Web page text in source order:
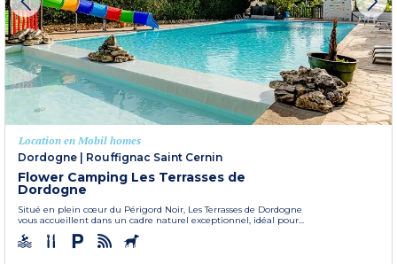
Location en Mobil homes
Dordogne
Rouffignac Saint Cernin
Flower Camping Les Terrasses de
Dordogne
Situé en plein cœur du Périgord Noir, Les Terrasses de Dordogne
vous accueillent dans un cadre naturel exceptionnel, idéal pour...